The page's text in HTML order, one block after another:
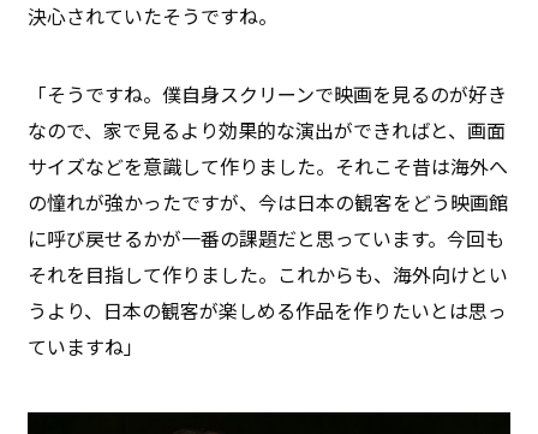
決心されていたそうですね。
「そうですね。僕自身スクリーンで映画を見るのが好き
なので、家で見るより効果的な演出ができればと、画面
サイズなどを意識して作りました。それこそ昔は海外へ
の憧れが強かったですが、今は日本の観客をどう映画館
に呼び戻せるかが一番の課題だと思っています。今回も
それを目指して作りました。これからも、海外向けとい
うより、日本の観客が楽しめる作品を作りたいとは思っ
ていますね」